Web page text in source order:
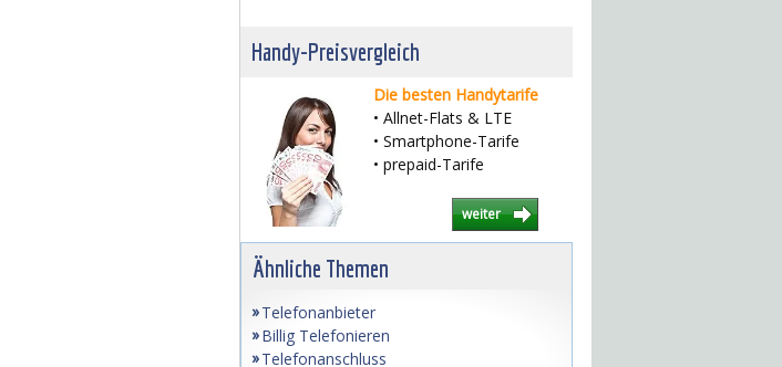
Handy-Preisvergleich
Die besten Handytarife
• Allnet-Flats & LTE
• Smartphone-Tarife
• prepaid-Tarife
weiter
Ähnliche Themen
Telefonanbieter
Billig Telefonieren
Telefonanschluss